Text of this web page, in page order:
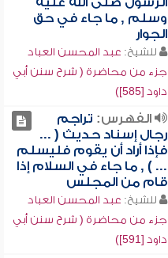
وسلم , ما جاء في حق
الجوار
للشيخ: عبد المحسن العباد
جزء من محاضرة ( شرح سنن أبي
داود [585])
الفهرس: تراجم
رجال إسناد حديث ( ...
فإذا أراد أن يقوم فليسلم
... ) , ما جاء في السلام إذا
قام من المجلس
للشيخ: عبد المحسن العباد
جزء من محاضرة ( شرح سنن أبي
داود [591])